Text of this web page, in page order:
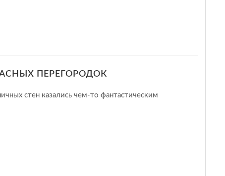
ПЕРЕГОРОДОК
стен казались чем-то фантастическим